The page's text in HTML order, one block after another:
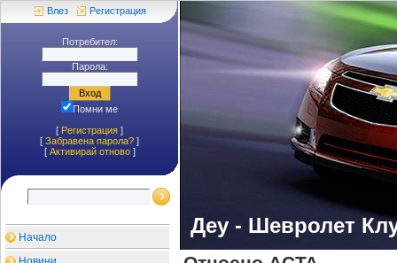
Влез Регистрация
Потребител:
Парола:
Помни ме
[ Регистрация ]
[ Забравена парола? ]
[ Aктивирай отново]
Начало
Деу - Шевролет